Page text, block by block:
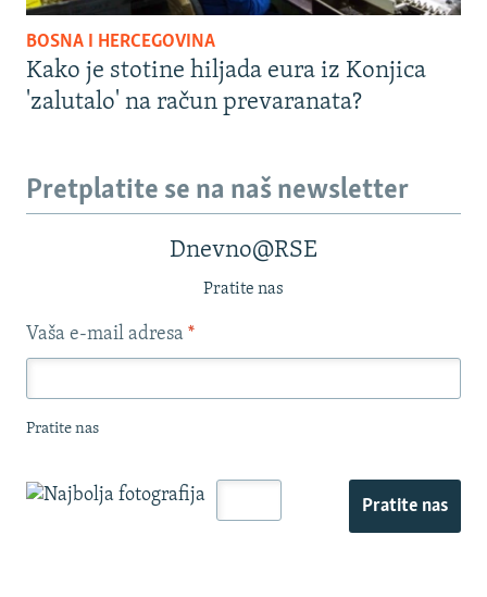
BOSNA I HERCEGOVINA
Kako je stotine hiljada eura iz Konjica
'zalutalo' na račun prevaranata?
Pretplatite se na naš newsletter
Dnevno@RSE
Pratite nas
Vaša e-mail adresa *
Pratite nas
Pratite nas